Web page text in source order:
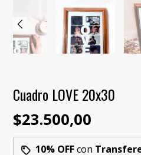
Cuadro LOVE 20x30
$23.500,00
10% OFFcon